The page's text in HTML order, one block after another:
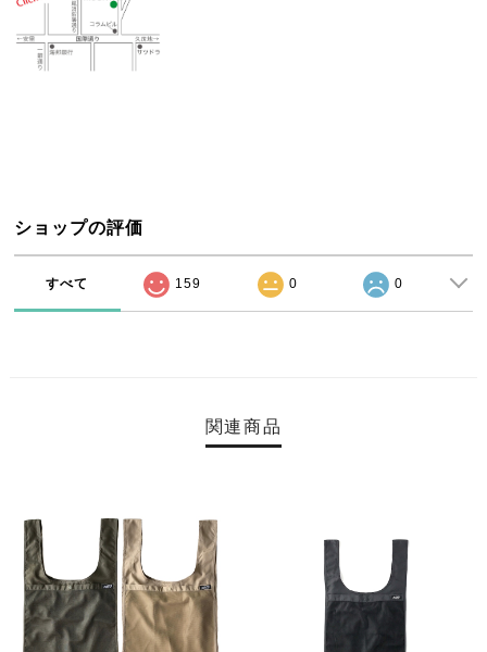
ショップの評価
すべて 159 0 0
関連商品